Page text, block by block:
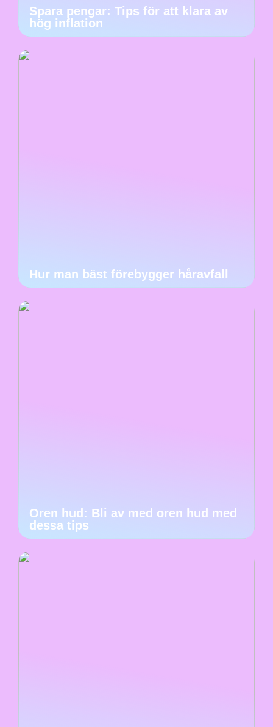
Spara pengar: Tips för att klara av
hög inflation
Hur man bäst förebygger håravfall
Oren hud: Bli av med oren hud med
dessa tips